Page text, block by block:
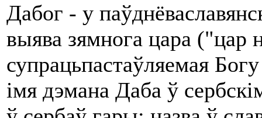
Дабог - у
выява зямнога цара ("цар
супрацьпастаўляемая
імя дэмана Даба ў